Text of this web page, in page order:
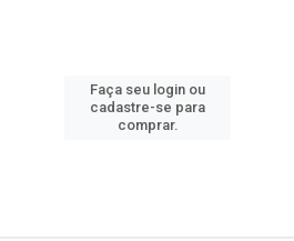
Faça seu login ou
cadastre-se para
comprar.